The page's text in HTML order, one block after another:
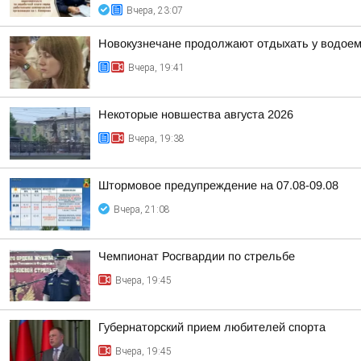
Вчера, 23:07
Новокузнечане продолжают отдыхать у
Вчера, 19:41
Некоторые новшества августа 2026
Вчера, 19:38
Штормовое предупреждение на 07.08-09.08
Вчера, 21:08
Чемпионат Росгвардии по стрельбе
Вчера, 19:45
Губернаторский прием любителей спорта
Вчера, 19:45